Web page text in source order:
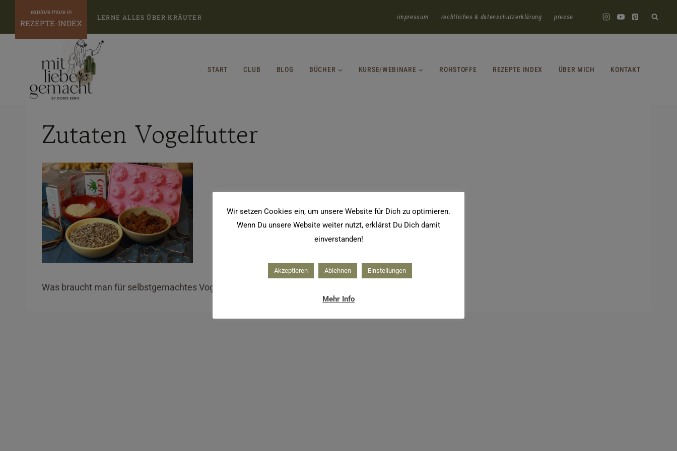
Inhalt
springen
REZEPTE-INDEX
LERNE ALLES ÜBER KRÄUTER impressum rechtliches & datenschutzerklärung presse
START CLUB BLOG BÜCHER KURSE/WEBINARE ROHSTOFFE REZEPTE INDEX ÜBER MICH KONTAKT
Zutaten Vogelfutter
Was braucht man für selbstgemachtes Vogelfutter?
Wir setzen Cookies ein, um unsere Website für Dich zu optimieren.
Wenn Du unsere Website weiter nutzt, erklärst Du Dich damit
einverstanden!
Akzeptieren Ablehnen Einstellungen
Mehr Info